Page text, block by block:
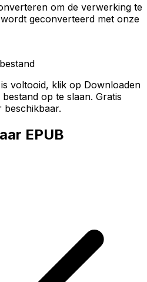
om de verwerking te
geconverteerd met onze
voltooid, klik op Downloaden
op te slaan. Gratis
beschikbaar.
EPUB